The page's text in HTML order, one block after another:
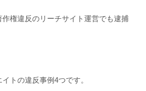
権違反のリーチサイト運営でも逮捕
トの違反事例4つです。